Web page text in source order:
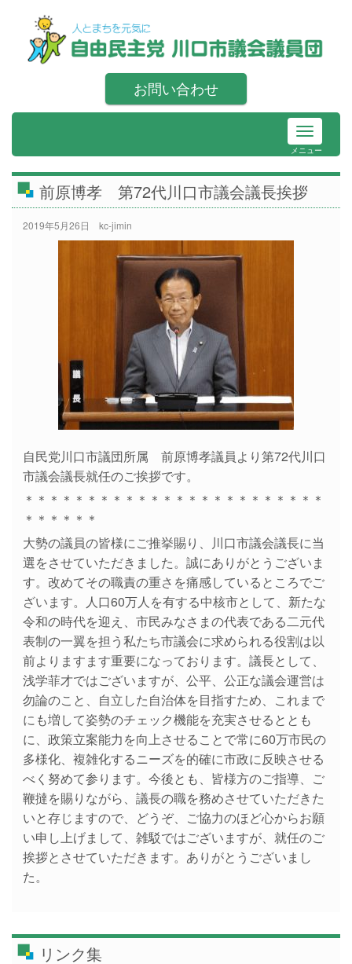
お問い合わせ
メニュー
前原博孝 第72代川口市議会議長挨拶
2019年5月26日 kc-jimin
自民党川口市議団所属 前原博孝議員より第72代川口
市議会議長就任のご挨拶です。
＊＊＊＊＊＊＊＊＊＊＊＊＊＊＊＊＊＊＊＊＊＊＊＊
＊＊＊＊＊＊
大勢の議員の皆様にご推挙賜り、川口市議会議長に当
選をさせていただきました。誠にありがとうございま
す。改めてその職責の重さを痛感しているところでご
ざいます。人口60万人を有する中核市として、新たな
令和の時代を迎え、市民みなさまの代表である二元代
表制の一翼を担う私たち市議会に求められる役割は以
前よりますます重要になっております。議長として、
浅学菲才ではございますが、公平、公正な議会運営は
勿論のこと、自立した自治体を目指すため、これまで
にも増して姿勢のチェック機能を充実させるととも
に、政策立案能力を向上させることで常に60万市民の
多様化、複雑化するニーズを的確に市政に反映させる
べく努めて参ります。今後とも、皆様方のご指導、ご
鞭撻を賜りながら、議長の職を務めさせていただきた
いと存じますので、どうぞ、ご協力のほど心からお願
い申し上げまして、雑駁ではございますが、就任のご
挨拶とさせていただきます。ありがとうございまし
た。
リンク集